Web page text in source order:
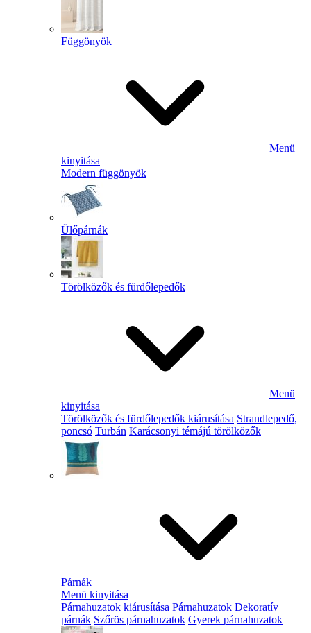
Függönyök
Menü
kinyitása
Modern függönyök
Ülőpárnák
Törölközők és fürdőlepedők
Menü
kinyitása
Törölközők és fürdőlepedők kiárusítása Strandlepedő,
poncsó Turbán Karácsonyi témájú törölközők
Párnák
Menü kinyitása
Párnahuzatok kiárusítása Párnahuzatok Dekoratív
párnák Szőrös párnahuzatok Gyerek párnahuzatok